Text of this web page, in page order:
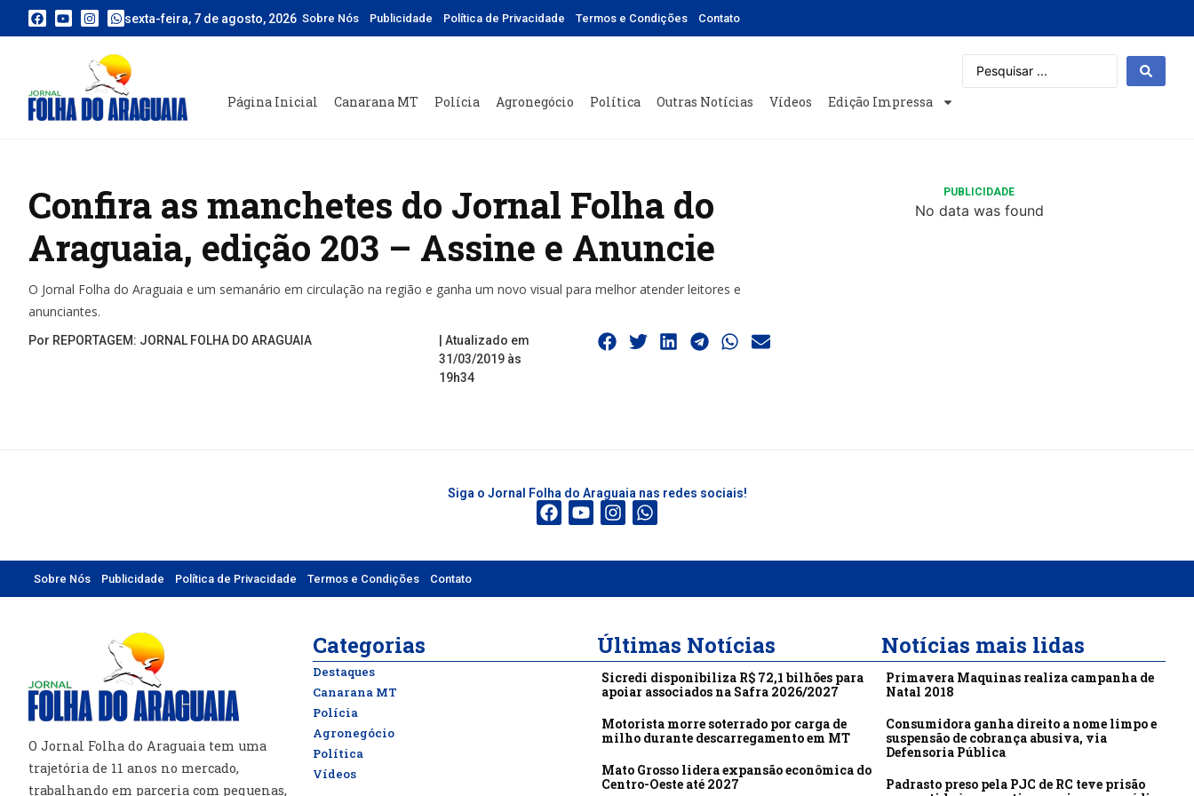
sexta-feira, 7 de agosto, 2026 Sobre Nós Publicidade Política de Privacidade Termos e Condições Contato
Página Inicial Canarana MT Polícia Agronegócio Política Outras Notícias Vídeos Edição Impressa
Confira as manchetes do Jornal Folha do
Araguaia, edição 203 – Assine e Anuncie
O Jornal Folha do Araguaia e um semanário em circulação na região e ganha um novo visual para melhor atender leitores e
anunciantes.
Por REPORTAGEM: JORNAL FOLHA DO ARAGUAIA
| Atualizado em
31/03/2019 às
19h34
PUBLICIDADE
No data was found
Siga o Jornal Folha do Araguaia nas redes sociais!
Sobre Nós Publicidade Política de Privacidade Termos e Condições Contato
O Jornal Folha do Araguaia tem uma
trajetória de 11 anos no mercado,
trabalhando em parceria com pequenas,
Categorias
Destaques
Canarana MT
Polícia
Agronegócio
Política
Vídeos
Últimas Notícias
Sicredi disponibiliza R$ 72,1 bilhões para
apoiar associados na Safra 2026/2027
Motorista morre soterrado por carga de
milho durante descarregamento em MT
Mato Grosso lidera expansão econômica do
Centro-Oeste até 2027
Notícias mais lidas
Primavera Maquinas realiza campanha de
Natal 2018
Consumidora ganha direito a nome limpo e
suspensão de cobrança abusiva, via
Defensoria Pública
Padrasto preso pela PJC de RC teve prisão